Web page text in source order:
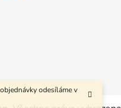
odesíláme v